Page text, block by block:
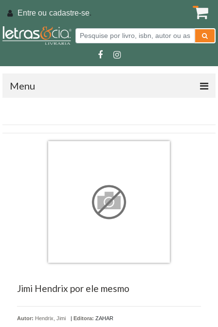
Entre ou cadastre-se.
Menu
Jimi Hendrix por ele mesmo
Autor: Hendrix, Jimi | Editora: ZAHAR